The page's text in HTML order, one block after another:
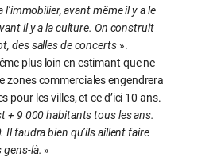
avant même il y a le
il y a la culture. On construit
des salles de concerts».
plus loin en estimant que ne
zones commerciales engendrera
pour les villes, et ce d’ici 10 ans.
+ 9 000 habitants tous les ans.
Il faudra bien qu’ils aillent faire
gens-là. »